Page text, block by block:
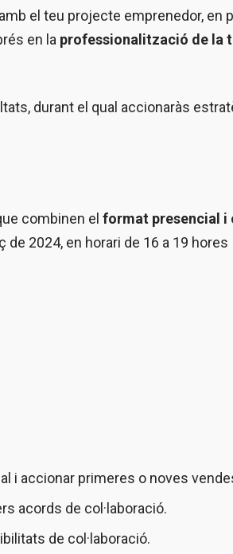
el teu projecte emprenedor, en
en la professionalització de la
durant el qual accionaràs
combinen el format presencial i
2024, en horari de 16 a 19 hores
i accionar primeres o noves
acords de col·laboració.
de col·laboració.